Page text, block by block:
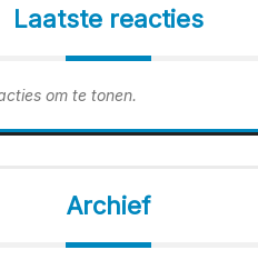
Laatste reacties
om te tonen.
Archief